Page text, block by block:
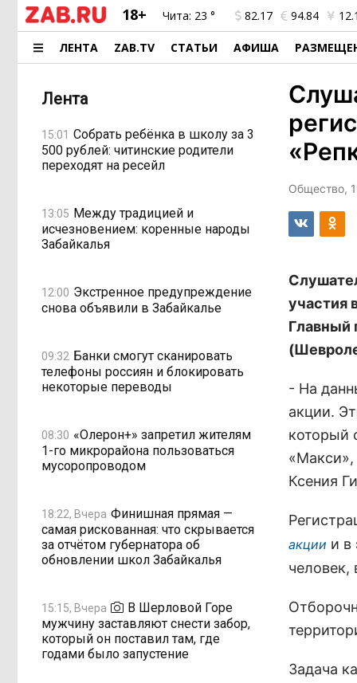
18+ Чита: 23 ° 82.17 94.84
ЛЕНТА ZAB.TV СТАТЬИ АФИША
Лента
15:01 Собрать ребёнка в школу за 3
500 рублей: читинские родители
переходят на ресейл
13:05 Между традицией и
исчезновением: коренные народы
Забайкалья
12:00 Экстренное предупреждение
снова объявили в Забайкалье
09:32 Банки смогут сканировать
телефоны россиян и блокировать
некоторые переводы
08:30 «Олерон+» запретил жителям
1-го микрорайона пользоваться
мусоропроводом
18:22, Вчера Финишная прямая —
самая рискованная: что скрывается
за отчётом губернатора об
обновлении школ Забайкалья
15:15, Вчера
В Шерловой Горе
мужчину заставляют снести забор,
который он поставил там, где
годами было запустение
Общество,
участия
Главный
- На
акции.
который
«Макси»,
Ксения
акции и в
человек,
Задача